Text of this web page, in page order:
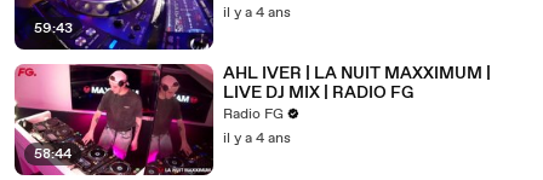
59:43
il y a 4 ans
58:44
AHL IVER | LA NUIT MAXXIMUM |
LIVE DJ MIX | RADIO FG
Radio FG
il y a 4 ans